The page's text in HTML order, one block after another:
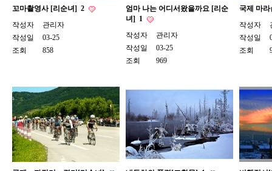
꼬마촬영사 [리순녀] 2
작성자
관리자
작성일
03-25
조회
858
엄마 나는 어디서왔을까요 [리순
녀] 1
작성자
관리자
작성일
03-25
조회
969
국제 마
작성자
작성일
조회